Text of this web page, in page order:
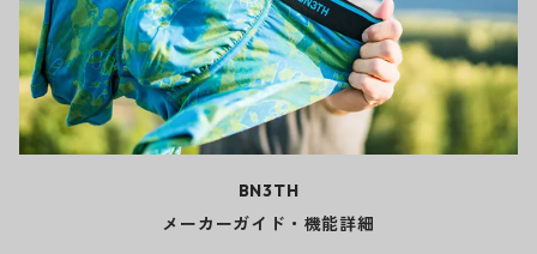
BN3TH
メーカーガイド・機能詳細